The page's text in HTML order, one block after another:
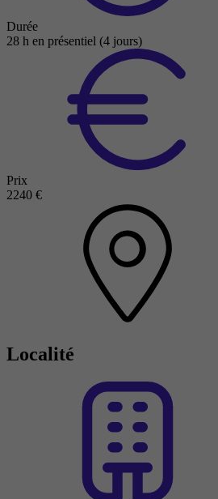
Durée
28 h en présentiel (4 jours)
Prix
2240 €
Localité